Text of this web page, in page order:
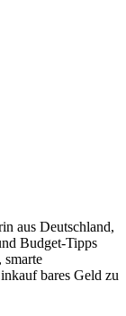
aus Deutschland,
Budget-Tipps
smarte
bares Geld zu